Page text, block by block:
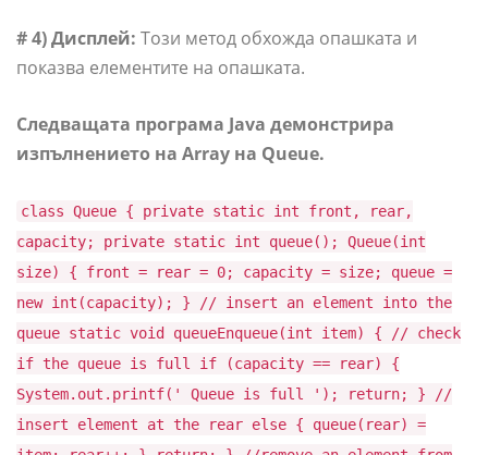
# 4) Дисплей: Този метод обхожда опашката и
показва елементите на опашката.
Следващата програма Java демонстрира
изпълнението на Array на Queue.
class Queue { private static int front, rear,
capacity; private static int queue(); Queue(int
size) { front = rear = 0; capacity = size; queue =
new int(capacity); } // insert an element into the
queue static void queueEnqueue(int item) { // check
if the queue is full if (capacity == rear) {
System.out.printf(' Queue is full '); return; } //
insert element at the rear else { queue(rear) =